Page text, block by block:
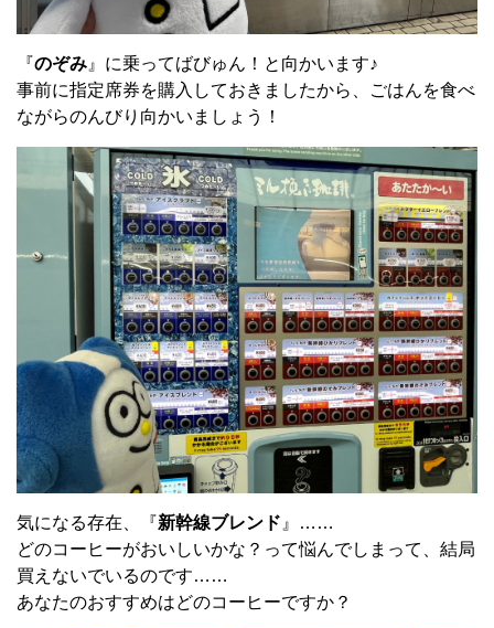
『のぞみ 』に乗ってばびゅん！と向かいます♪
事前に指定席券を購入しておきましたから、ごはんを食べ
ながらのんびり向かいましょう！
気になる存在、『新幹線ブレンド 』……
どのコーヒーがおいしいかな？って悩んでしまって、結局
買えないでいるのです……
あなたのおすすめはどのコーヒーですか？